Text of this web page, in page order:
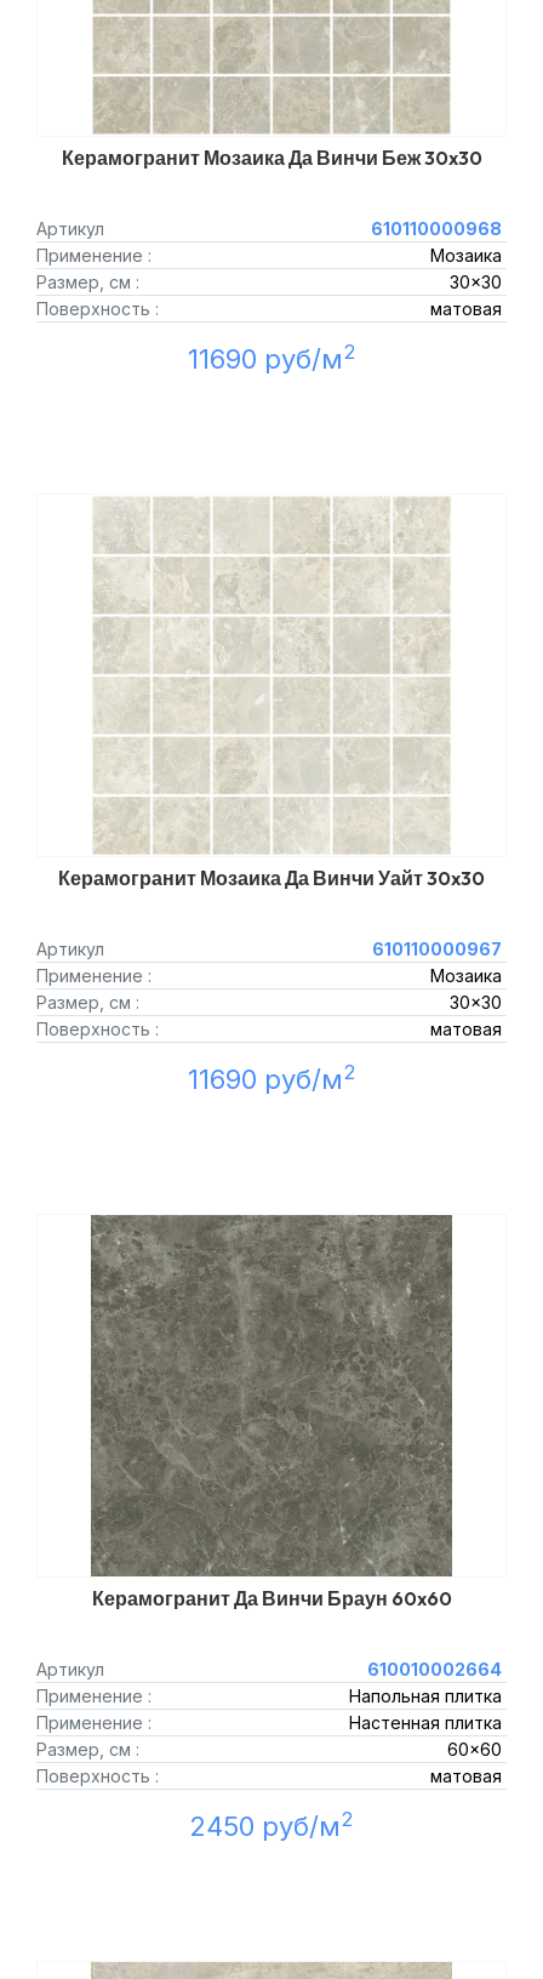
Керамогранит Мозаика Да Винчи Беж 30x30
Артикул
610110000968
Применение :
Мозаика
Размер, см :
30x30
Поверхность :
матовая
11690 руб/м2
Керамогранит Мозаика Да Винчи Уайт 30x30
Артикул
610110000967
Применение :
Мозаика
Размер, см :
30x30
Поверхность :
матовая
11690 руб/м2
Керамогранит Да Винчи Браун 60x60
Артикул
610010002664
Применение :
Напольная плитка
Применение :
Настенная плитка
Размер, см :
60x60
Поверхность :
матовая
2450 руб/м2